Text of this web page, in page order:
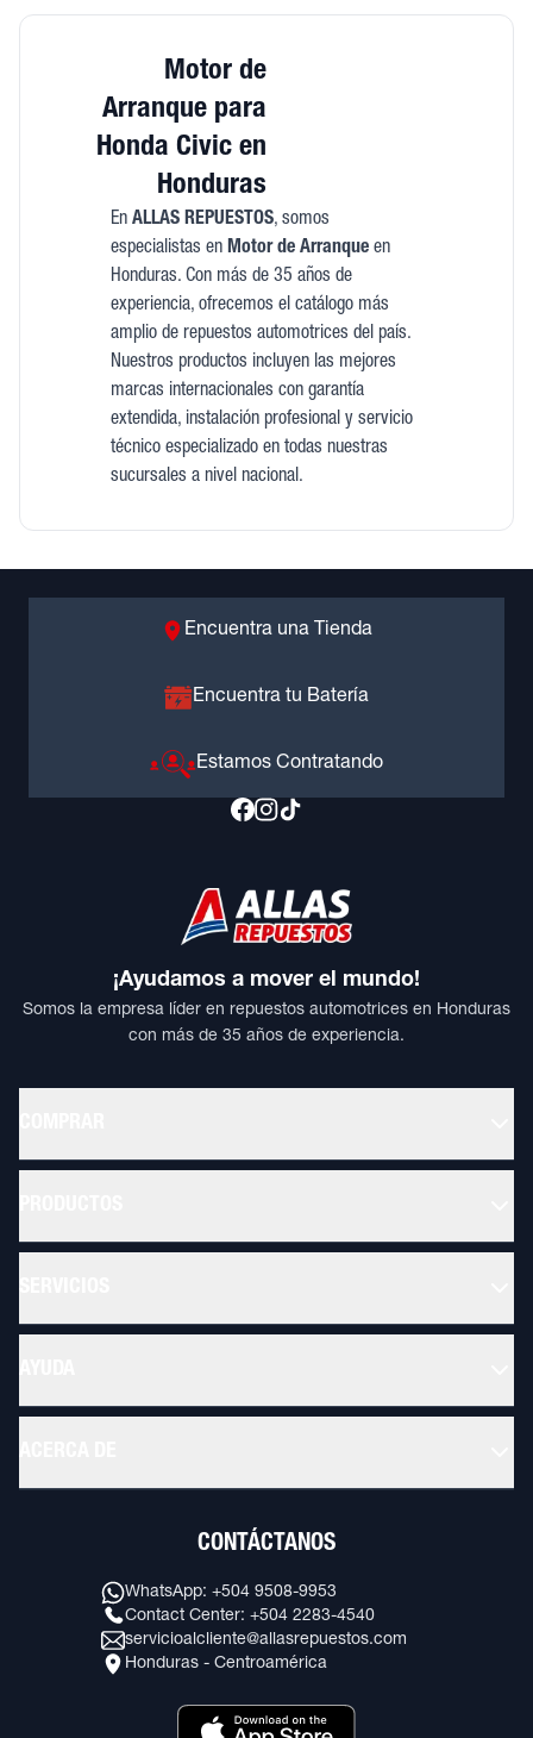
Motor de
Arranque para
Honda Civic en
Honduras
En ALLAS REPUESTOS, somos
especialistas en Motor de Arranqueen
Honduras. Con más de 35 años de
experiencia, ofrecemos el catálogo más
amplio de repuestos automotrices del país.
Nuestros productos incluyen las mejores
marcas internacionales con garantía
extendida, instalación profesional y servicio
técnico especializado en todas nuestras
sucursales a nivel nacional.
Encuentra una Tienda
Encuentra tu Batería
Estamos Contratando
¡Ayudamos a mover el mundo!
Somos la empresa líder en repuestos automotrices en Honduras
con más de 35 años de experiencia.
CONTÁCTANOS
WhatsApp: +504 9508-9953
Contact Center: +504 2283-4540
servicioalcliente@allasrepuestos.com
Honduras - Centroamérica